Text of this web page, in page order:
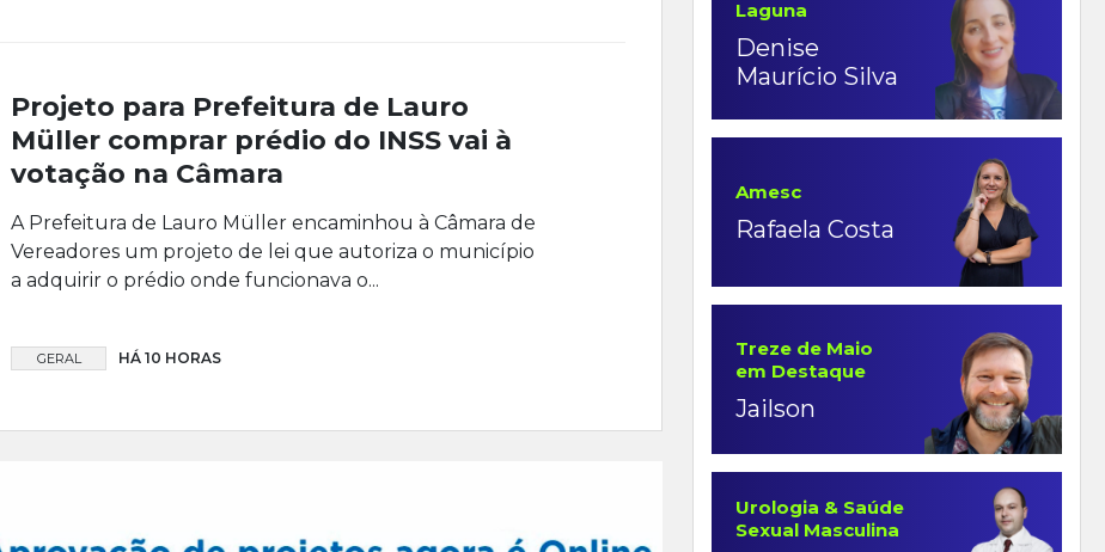
Projeto para Prefeitura de Lauro
Müller comprar prédio do INSS vai à
votação na Câmara
A Prefeitura de Lauro Müller encaminhou à Câmara de
Vereadores um projeto de lei que autoriza o município
a adquirir o prédio onde funcionava o...
GERAL HÁ 10 HORAS
Laguna
Denise
Maurício Silva
Amesc
Rafaela Costa
Treze de Maio
em Destaque
Jailson
Urologia & Saúde
Sexual Masculina